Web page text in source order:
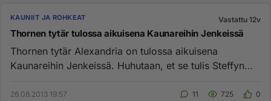
KAUNIIT JA ROHKEAT Vastattu 12v
Thornen tytär tulossa aikuisena Kaunareihin Jenkeissä
Thornen tytär Alexandria on tulossa aikuisena
Kaunareihin Jenkeissä. Huhutaan, et se tulis Steffyn
26.08.2013 19:57 11 725 0